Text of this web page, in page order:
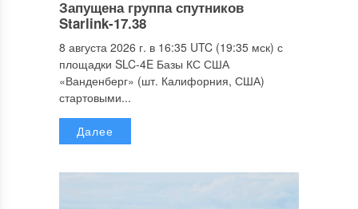
Запущена группа спутников
Starlink-17.38
8 августа 2026 г. в 16:35 UTC (19:35 мск) с
площадки SLC-4E Базы КС США
«Ванденберг» (шт. Калифорния, США)
стартовыми...
Далее